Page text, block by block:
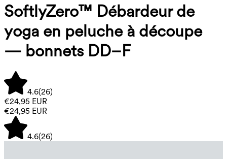
SoftlyZero™ Débardeur de
yoga en peluche à découpe
— bonnets DD–F
4.6(26)
€24,95 EUR
€24,95 EUR
4.6(26)